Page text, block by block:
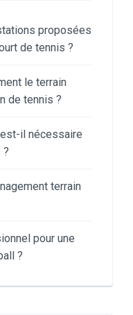
proposées
de tennis ?
le terrain
de tennis ?
il nécessaire
?
terrain
pour une
?